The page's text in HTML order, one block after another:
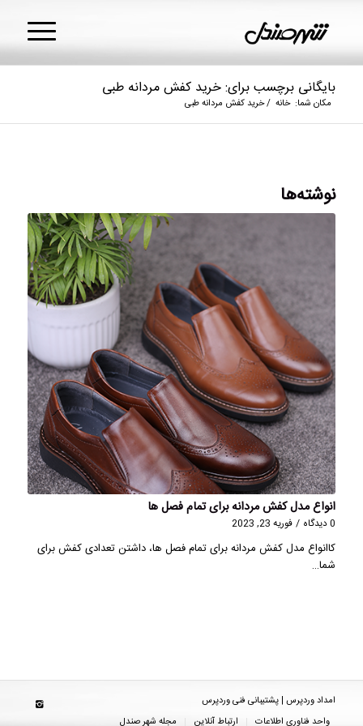
بایگانی برچسب برای: خرید کفش مردانه طبی
مکان شما: خانه /خرید کفش مردانه طبی
نوشته‌ها
انواع مدل کفش مردانه برای تمام فصل ها
0 دیدگاه / فوریه 23, 2023
کاانواع مدل کفش مردانه برای تمام فصل ها، داشتن تعدادی کفش برای
شما…
امداد وردپرس | پشتیبانی فنی وردپرس
واحد فناوری اطلاعات
ارتباط آنلاین مجله شهر صندل